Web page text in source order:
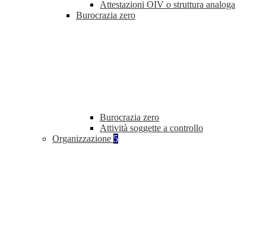
Attestazioni OIV o struttura analoga
Burocrazia zero
Burocrazia zero
Attività soggette a controllo
Organizzazione 5